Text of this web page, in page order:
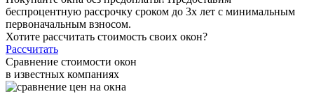
беспроцентную рассрочку сроком до 3х лет с минимальным
первоначальным взносом.
Хотите рассчитать стоимость своих окон?
Рассчитать
Сравнение стоимости окон
в известных компаниях